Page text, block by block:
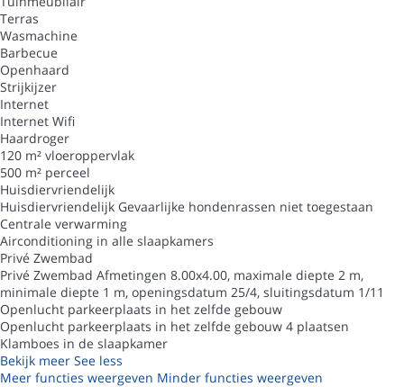
Terras
Wasmachine
Barbecue
Openhaard
Strijkijzer
Internet
Internet Wifi
Haardroger
120 m² vloeroppervlak
500 m² perceel
Huisdiervriendelijk
Huisdiervriendelijk Gevaarlijke hondenrassen niet toegestaan
Centrale verwarming
Airconditioning in alle slaapkamers
Privé Zwembad
Privé Zwembad Afmetingen 8.00x4.00, maximale diepte 2 m,
minimale diepte 1 m, openingsdatum 25/4, sluitingsdatum 1/11
Openlucht parkeerplaats in het zelfde gebouw
Openlucht parkeerplaats in het zelfde gebouw 4 plaatsen
Klamboes in de slaapkamer
Bekijk meer See less
Meer functies weergeven Minder functies weergeven